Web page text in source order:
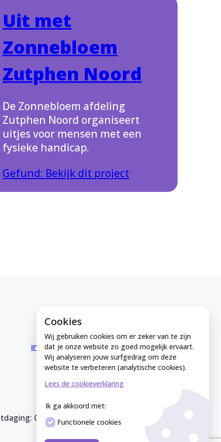
Cookies
Wij gebruiken cookies om er zeker van te zijn
dat je onze website zo goed mogelijk ervaart.
Wij analyseren jouw surfgedrag om deze
website te verbeteren (analytische cookies).
Lees de cookieverklaring
Ik ga akkoord met:
Functionele cookies
Uit met
Zonnebloem
Zutphen Noord
De Zonnebloem afdeling
Zutphen Noord organiseert
uitjes voor mensen met een
fysieke handicap.
Gefund: Bekijk dit project
E-mail ons
info@medeinzutphen.nl
08212926